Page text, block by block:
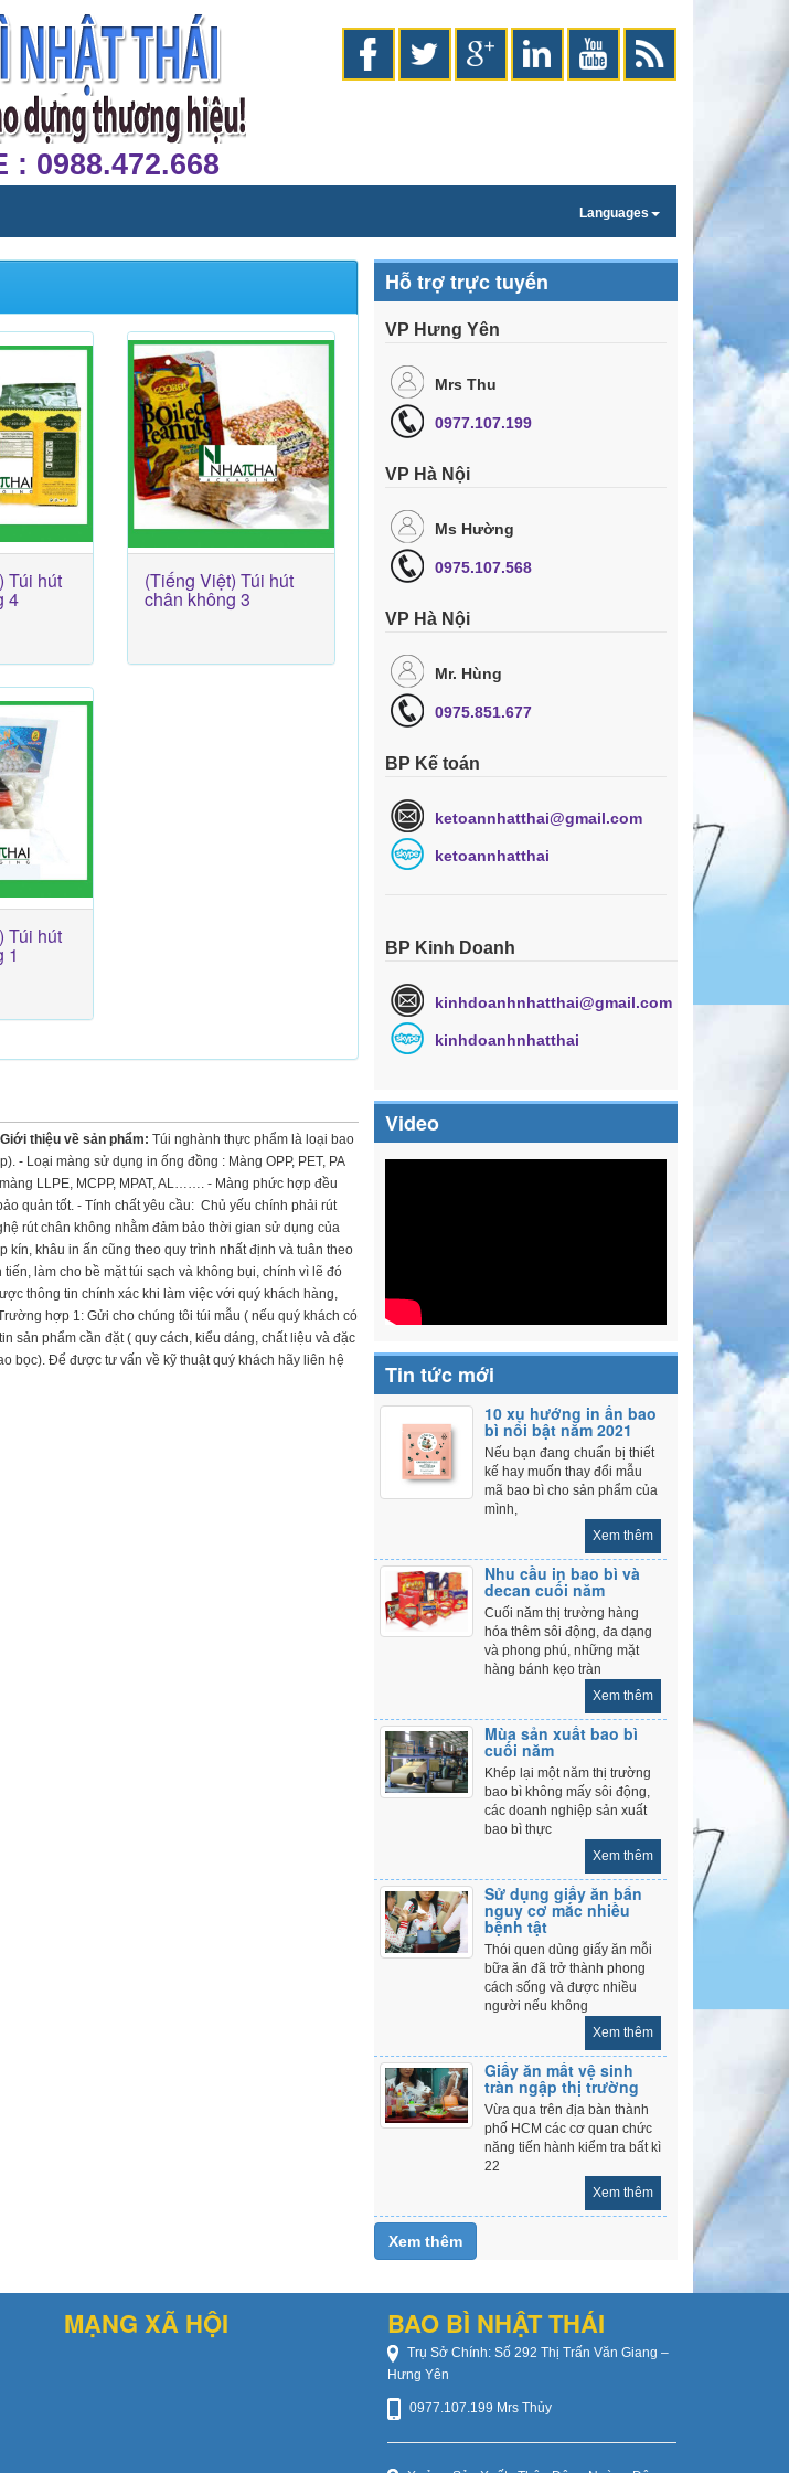
: 0988.472.668
Languages
Túi hút
4
(Tiếng Việt) Túi hút
chân không 3
Túi hút
1
Giới thiệu về sản phẩm: Túi nghành thực phẩm là loại bao
- Loại màng sử dụng in ống đồng : Màng OPP, PET, PA
LLPE, MCPP, MPAT, AL……. - Màng phức hợp đều
quản tốt. - Tính chất yêu cầu: Chủ yếu chính phải rút
rút chân không nhằm đảm bảo thời gian sử dụng của
khâu in ấn cũng theo quy trình nhất định và tuân theo
làm cho bề mặt túi sạch và không bụi, chính vì lẽ đó
thông tin chính xác khi làm việc với quý khách hàng,
hợp 1: Gửi cho chúng tôi túi mẫu ( nếu quý khách có
sản phẩm cần đặt ( quy cách, kiểu dáng, chất liệu và đặc
bọc). Để được tư vấn về kỹ thuật quý khách hãy liên hệ
Hỗ trợ trực tuyến
VP Hưng Yên
Mrs Thu
0977.107.199
VP Hà Nội
Ms Hường
0975.107.568
VP Hà Nội
Mr. Hùng
0975.851.677
BP Kế toán
ketoannhatthai@gmail.com
ketoannhatthai
BP Kinh Doanh
kinhdoanhnhatthai@gmail.com
kinhdoanhnhatthai
Video
Tin tức mới
10 xu hướng in ấn bao
bì nổi bật năm 2021
Nếu bạn đang chuẩn bị thiết
kế hay muốn thay đổi mẫu
mã bao bì cho sản phẩm của
mình,
Xem thêm
Nhu cầu in bao bì và
decan cuối năm
Cuối năm thị trường hàng
hóa thêm sôi động, đa dạng
và phong phú, những mặt
hàng bánh kẹo tràn
Xem thêm
Mùa sản xuất bao bì
cuối năm
Khép lại một năm thị trường
bao bì không mấy sôi động,
các doanh nghiệp sản xuất
bao bì thực
Xem thêm
Sử dụng giấy ăn bẩn
nguy cơ mắc nhiều
bệnh tật
Thói quen dùng giấy ăn mỗi
bữa ăn đã trở thành phong
cách sống và được nhiều
người nếu không
Xem thêm
Giấy ăn mất vệ sinh
tràn ngập thị trường
Vừa qua trên địa bàn thành
phố HCM các cơ quan chức
năng tiến hành kiểm tra bất kì
22
Xem thêm
Xem thêm
MẠNG XÃ HỘI BAO BÌ NHẬT THÁI
Trụ Sở Chính: Số 292 Thị Trấn Văn Giang –
Hưng Yên
0977.107.199 Mrs Thủy